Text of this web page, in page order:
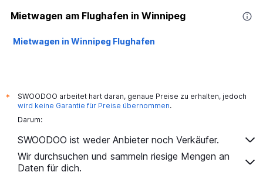
Mietwagen am Flughafen in Winnipeg
Mietwagen in Winnipeg Flughafen
*
SWOODOO arbeitet hart daran, genaue Preise zu erhalten, jedoch
wird keine Garantie für Preise übernommen.
Darum:
SWOODOO ist weder Anbieter noch Verkäufer.
Wir durchsuchen und sammeln riesige Mengen an
Daten für dich.